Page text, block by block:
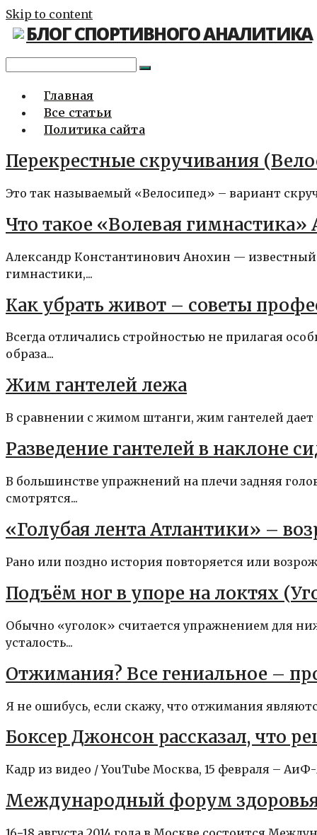
Skip to content
БЛОГ СПОРТИВНОГО АНАЛИТИКА
Главная
Все статьи
Политика сайта
Перекрестные скручивания
Это так называемый «Велосипед» – вариант
Что такое «Волевая гимнастика»
Александр Константинович Анохин — известный
гимнастики,...
Как убрать живот – советы
Всегда отличались стройностью не прилагая
образа...
Жим гантелей лежа
В сравнении с жимом штанги, жим гантелей дает
Разведение гантелей в наклоне
В большинстве упражнений на плечи задняя
смотрятся...
«Голубая лента Атлантики» –
Рано или поздно история повторяется или
Подъём ног в упоре на локтях
Обычно «уголок» считается упражнением для
усталость...
Отжимания? Все гениальное –
Я не ошибусь, если скажу, что отжимания
Боксер Джонсон рассказал, что
Кадр из видео / YouTube Москва, 15 февраля –
Международный форум здоровья,